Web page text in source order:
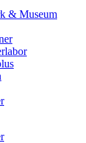
& Museum